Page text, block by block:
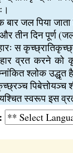
जल पिया
तीन दिन पूर्ण
स
व्रत करने
श्लोक
स्वरूप इस